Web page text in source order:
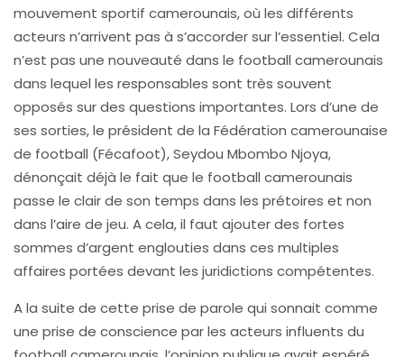
mouvement sportif camerounais, où les différents
acteurs n’arrivent pas à s’accorder sur l’essentiel. Cela
n’est pas une nouveauté dans le football camerounais
dans lequel les responsables sont très souvent
opposés sur des questions importantes. Lors d’une de
ses sorties, le président de la Fédération camerounaise
de football (Fécafoot), Seydou Mbombo Njoya,
dénonçait déjà le fait que le football camerounais
passe le clair de son temps dans les prétoires et non
dans l’aire de jeu. A cela, il faut ajouter des fortes
sommes d’argent englouties dans ces multiples
affaires portées devant les juridictions compétentes.
A la suite de cette prise de parole qui sonnait comme
une prise de conscience par les acteurs influents du